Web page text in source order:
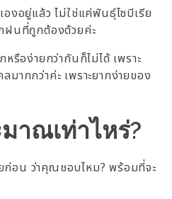
งอยู่แล้ว ไม่ใช่แค่พันธุ์ไซบีเรีย
ฝนที่ถูกต้องด้วยค่ะ
รือง่ายกว่ากันก็ไม่ได้ เพราะ
ากกว่าค่ะ เพราะยากง่ายของ
าณเท่าไหร่?
ก่อน ว่าคุณชอบไหม? พร้อมที่จะ